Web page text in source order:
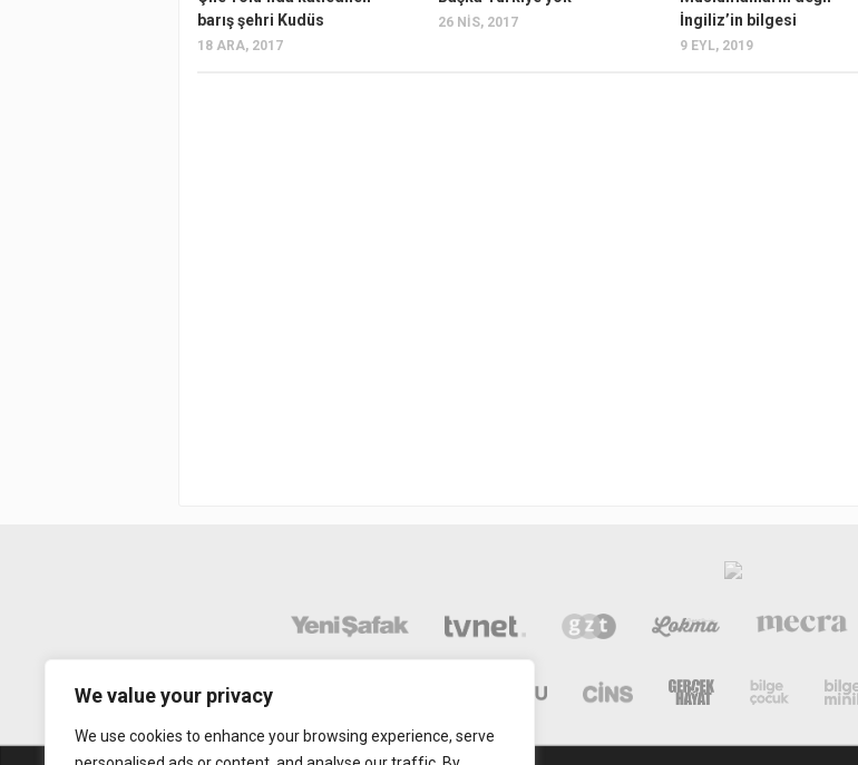
We value your privacy
We use cookies to enhance your browsing experience, serve
barış şehri Kudüs
18 ARA, 2017
26 NIS, 2017
İngiliz’in bilgesi
9 EYL, 2019